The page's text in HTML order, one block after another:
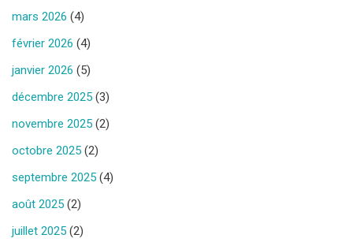
mars 2026 (4)
février 2026 (4)
janvier 2026 (5)
décembre 2025 (3)
novembre 2025 (2)
octobre 2025 (2)
septembre 2025 (4)
août 2025 (2)
juillet 2025 (2)